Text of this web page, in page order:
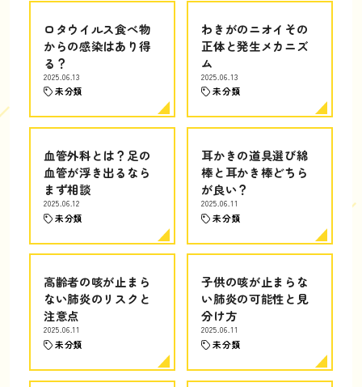
ロタウイルス食べ物
からの感染はあり得
る？
2025.06.13
未分類
わきがのニオイその
正体と発生メカニズ
ム
2025.06.13
未分類
血管外科とは？足の
血管が浮き出るなら
まず相談
2025.06.12
未分類
耳かきの道具選び綿
棒と耳かき棒どちら
が良い？
2025.06.11
未分類
高齢者の咳が止まら
ない肺炎のリスクと
注意点
2025.06.11
未分類
子供の咳が止まらな
い肺炎の可能性と見
分け方
2025.06.11
未分類